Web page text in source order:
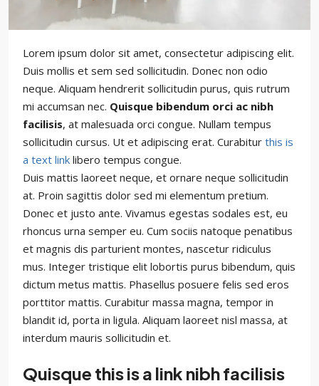
Lorem ipsum dolor sit amet, consectetur adipiscing elit.
Duis mollis et sem sed sollicitudin. Donec non odio
neque. Aliquam hendrerit sollicitudin purus, quis rutrum
mi accumsan nec. Quisque bibendum orci ac nibh
facilisis, at malesuada orci congue. Nullam tempus
sollicitudin cursus. Ut et adipiscing erat. Curabitur this is
a text link libero tempus congue.
Duis mattis laoreet neque, et ornare neque sollicitudin
at. Proin sagittis dolor sed mi elementum pretium.
Donec et justo ante. Vivamus egestas sodales est, eu
rhoncus urna semper eu. Cum sociis natoque penatibus
et magnis dis parturient montes, nascetur ridiculus
mus. Integer tristique elit lobortis purus bibendum, quis
dictum metus mattis. Phasellus posuere felis sed eros
porttitor mattis. Curabitur massa magna, tempor in
blandit id, porta in ligula. Aliquam laoreet nisl massa, at
interdum mauris sollicitudin et.
Quisque this is a link nibh facilisis